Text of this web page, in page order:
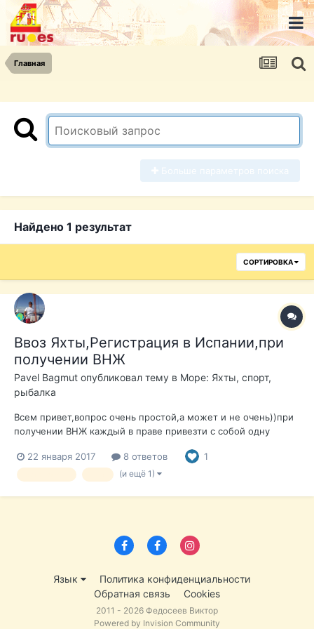
Главная
Найдено 1 результат
СОРТИРОВКА
Ввоз Яхты,Регистрация в Испании,при
получении ВНЖ
Pavel Bagmut опубликовал тему в Море: Яхты, спорт,
рыбалка
Всем привет,вопрос очень простой,а может и не очень))при
получении ВНЖ каждый в праве привезти с собой одну
НДС....так вот вопрос в следующем,может ли быть этим
транспортным средством яхта???Если кто ни будь
22 января 2017 8 ответов 1
(и ещё 1)
Язык
Политика конфиденциальности
Обратная связь
Cookies
2011 - 2026 Федосеев Виктор
Powered by Invision Community